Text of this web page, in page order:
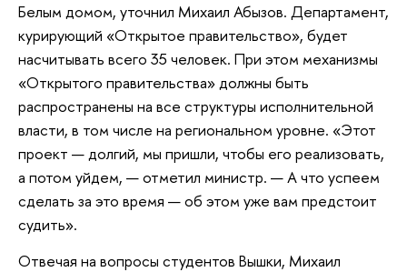
Белым домом, уточнил Михаил Абызов. Департамент,
курирующий «Открытое правительство», будет
насчитывать всего 35 человек. При этом механизмы
«Открытого правительства» должны быть
распространены на все структуры исполнительной
власти, в том числе на региональном уровне. «Этот
проект — долгий, мы пришли, чтобы его реализовать,
а потом уйдем, — отметил министр. — А что успеем
сделать за это время — об этом уже вам предстоит
судить».
Отвечая на вопросы студентов Вышки, Михаил